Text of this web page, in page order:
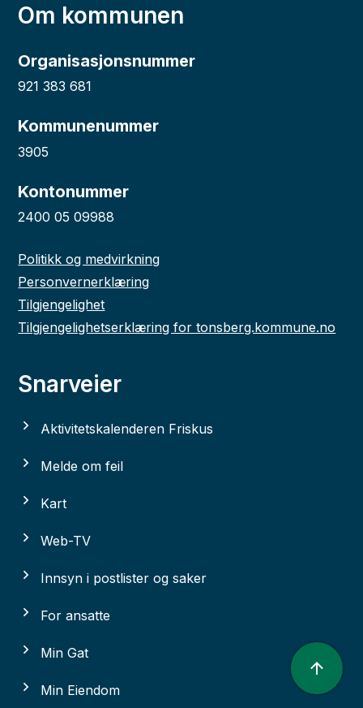
Om kommunen
Organisasjonsnummer
921 383 681
Kommunenummer
3905
Kontonummer
2400 05 09988
Politikk og medvirkning
Personvernerklæring
Tilgjengelighet
Tilgjengelighetserklæring for tonsberg.kommune.no
Snarveier
Aktivitetskalenderen Friskus
Melde om feil
Kart
Web-TV
Innsyn i postlister og saker
For ansatte
Min Gat
Min Eiendom